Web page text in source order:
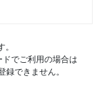
でご利用の場合は
できません。